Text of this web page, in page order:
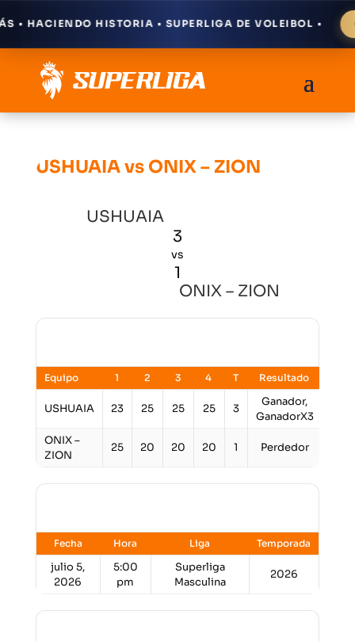
HACIENDO HISTORIA • SUPERLIGA DE VOLEIBOL •
USHUAIA vs ONIX – ZION
USHUAIA
3
vs
1
ONIX – ZION
Equipo 1 2 3 4 T Resultado
USHUAIA 23 25 25 25 3
Ganador,
GanadorX3
ONIX –
ZION
25 20 20 20 1 Perdedor
Fecha Hora Liga Temporada
julio 5,
2026
5:00
pm
Superliga
Masculina
2026